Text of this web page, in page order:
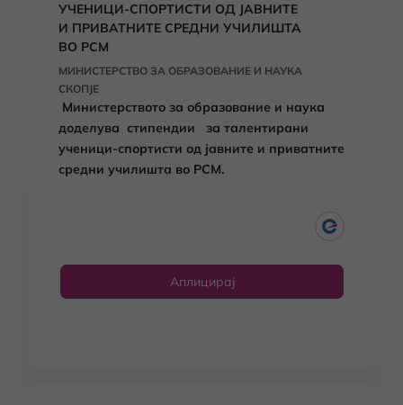
УЧЕНИЦИ-СПОРТИСТИ ОД ЈАВНИТЕ
И ПРИВАТНИТЕ СРЕДНИ УЧИЛИШТА
ВО РСМ
МИНИСТЕРСТВО ЗА ОБРАЗОВАНИЕ И НАУКА
СКОПЈЕ
Министерството за образование и наука
доделува стипендии за талентирани
ученици-спортисти од јавните и приватните
средни училишта во РСМ.
Аплицирај